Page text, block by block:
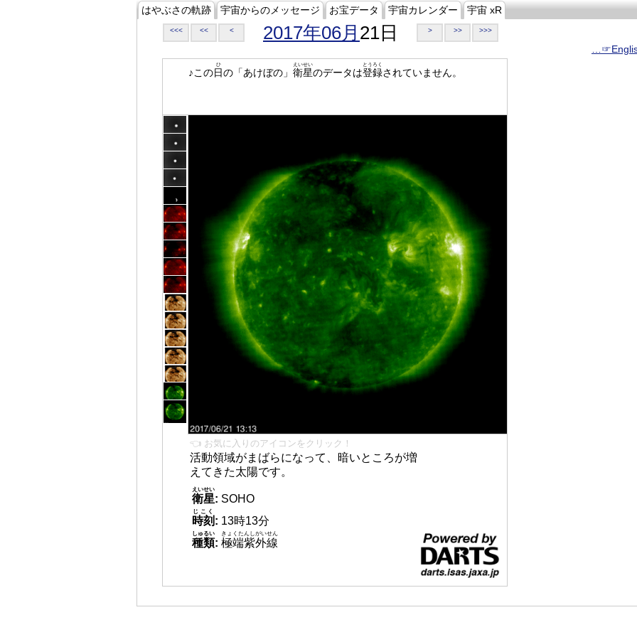
はやぶさの軌跡 宇宙からのメッセージ お宝データ 宇宙カレンダー 宇宙 xR
<<< << < 2017年06月 21日 > >> >>>
♪この日
ひ
の「あけぼの」 衛星
えいせい
のデータは登録
とうろく
されていません。
👈 お気に入りのアイコンをクリック！
活動領域がまばらになって、暗いところが増
えてきた太陽です。
衛星
えいせい
: SOHO
時刻
じこく
: 13時13分
種類
しゅるい
: 極端紫外線
きょくたんしがいせん